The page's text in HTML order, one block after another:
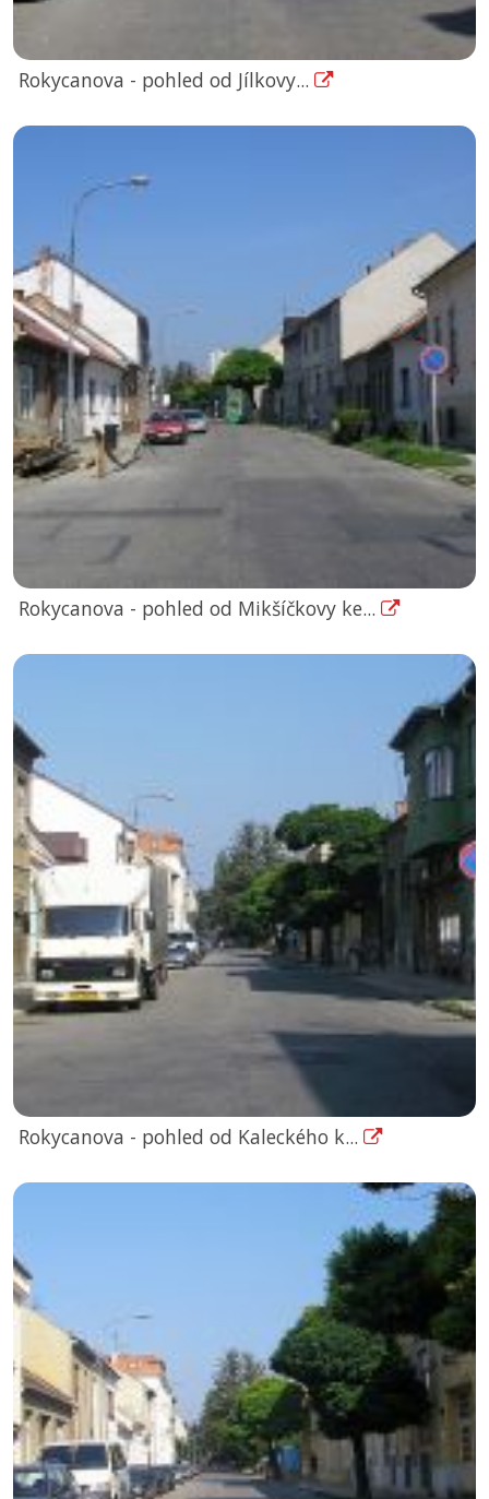
Rokycanova - pohled od Jílkovy...
Rokycanova - pohled od Mikšíčkovy ke...
Rokycanova - pohled od Kaleckého k...